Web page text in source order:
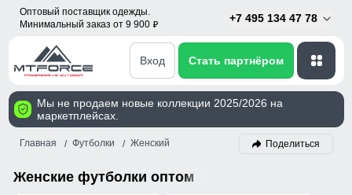
Оптовый поставщик одежды.
Минимальный заказ от 9 900 p
+7 495 134 47 78
Вход Стать партнёром
Мы не продаем новые коллекции 2025/2026 на
маркетплейсах.
Главная Футболки Женский Поделиться
Женские футболки оптом